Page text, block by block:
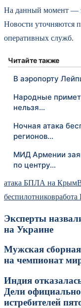
На данный момент —
Новости уточняются
оперативных служб.
Читайте также
В аэропорту
Народные
нельзя…
Ночная атака
регионов…
МИД Армении
по центру…
атака БПЛА на Крым
беспилотников
Эксперты
на Украине
Мужская сборная
на чемпионат
Индия
Дели
истребителей